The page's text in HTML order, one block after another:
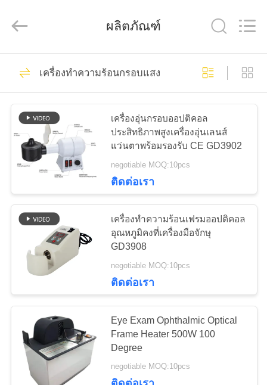
บ้าน
สินค้า
วิดีโอ
เกี่ยว
กับ
ทัวร์
โรงงาน
ควบคุม
Trade
SCM
Rights
Optical Lensometer
เครื่องวัดการหักเห
ของแสง
44
ชุดเลนส์ทดลองทัศน
มาตรศาสตร์
12
ผลิตภัณฑ์
เครื่องทำความร้อนกรอบแสง
เครื่องอุ่นกรอบออปติคอล
ประสิทธิภาพสูงเครื่องอุ่นเลนส์
แว่นตาพร้อมรองรับ CE GD3902
negotiable MOQ:10pcs
ติดต่อเรา
เครื่องทำความร้อนเฟรมออปติคอล
อุณหภูมิคงที่เครื่องมือจักษุ
GD3908
negotiable MOQ:10pcs
ติดต่อเรา
Eye Exam Ophthalmic Optical
Frame Heater 500W 100
Degree
negotiable MOQ:10pcs